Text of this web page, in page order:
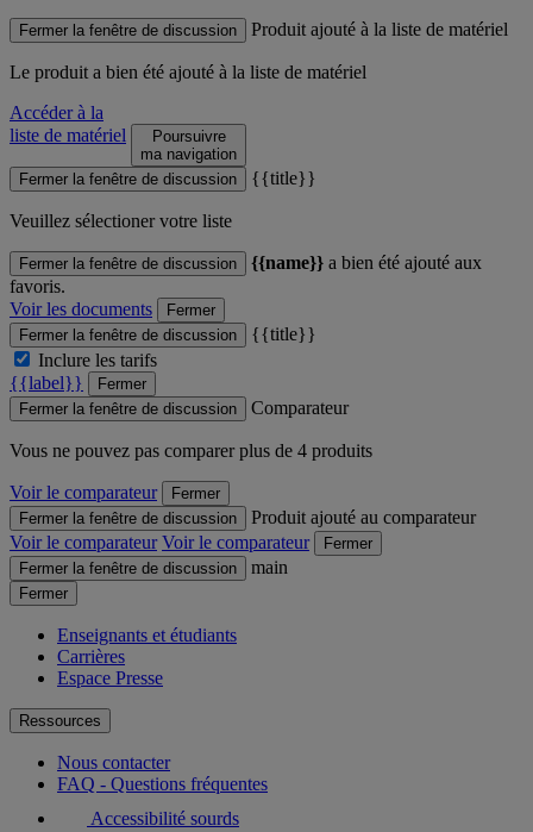
Fermer la fenêtre de discussion Produit ajouté à la liste de matériel
Le produita bien été ajouté à la liste de matériel
Accéder à la
liste de matériel
Poursuivre
ma navigation
Fermer la fenêtre de discussion
{{title}}
Veuillez sélectioner votre liste
Fermer la fenêtre de discussion {{name}} a bien été ajouté aux
favoris.
Voir les documents
Fermer
Fermer la fenêtre de discussion
{{title}}
Inclure les tarifs
{{label}}
Fermer
Fermer la fenêtre de discussion
Comparateur
Vous ne pouvez pas comparer plus de 4 produits
Voir le comparateur
Fermer
Fermer la fenêtre de discussion
Produit ajouté au comparateur
Voir le comparateur Voir le comparateur
Fermer
Fermer la fenêtre de discussion
main
Fermer
Enseignants et étudiants
Carrières
Espace Presse
Ressources
Nous contacter
FAQ - Questions fréquentes
Accessibilité sourds